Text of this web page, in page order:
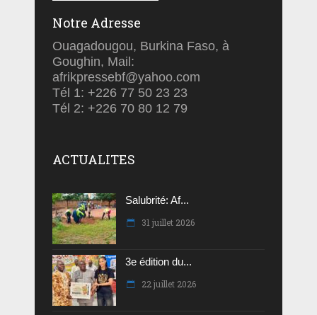
Notre Adresse
Ouagadougou, Burkina Faso, à
Goughin, Mail:
afrikpressebf@yahoo.com
Tél 1: +226 77 50 23 23
Tél 2: +226 70 80 12 79
ACTUALITES
Salubrité: Af...
31 juillet 2026
3e édition du...
22 juillet 2026